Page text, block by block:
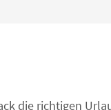
die richtigen